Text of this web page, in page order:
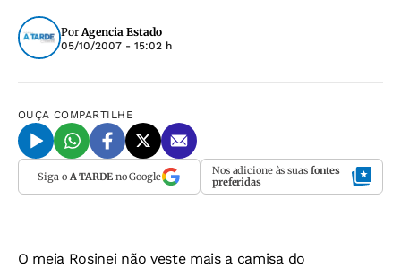
PorAgencia Estado
05/10/2007 - 15:02 h
OUÇA COMPARTILHE
Siga o A TARDEno Google Nos adicione às suas fontes
preferidas
O meia Rosinei não veste mais a camisa do